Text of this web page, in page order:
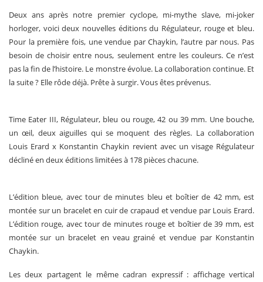
Deux ans après notre premier cyclope, mi-mythe slave, mi-joker
horloger, voici deux nouvelles éditions du Régulateur, rouge et bleu.
Pour la première fois, une vendue par Chaykin, l’autre par nous. Pas
besoin de choisir entre nous, seulement entre les couleurs. Ce n’est
pas la fin de l’histoire. Le monstre évolue. La collaboration continue. Et
la suite ? Elle rôde déjà. Prête à surgir. Vous êtes prévenus.
Time Eater III, Régulateur, bleu ou rouge, 42 ou 39 mm. Une bouche,
un œil, deux aiguilles qui se moquent des règles. La collaboration
Louis Erard x Konstantin Chaykin revient avec un visage Régulateur
décliné en deux éditions limitées à 178 pièces chacune.
L’édition bleue, avec tour de minutes bleu et boîtier de 42 mm, est
montée sur un bracelet en cuir de crapaud et vendue par Louis Erard.
L’édition rouge, avec tour de minutes rouge et boîtier de 39 mm, est
montée sur un bracelet en veau grainé et vendue par Konstantin
Chaykin.
Les deux partagent le même cadran expressif : affichage vertical